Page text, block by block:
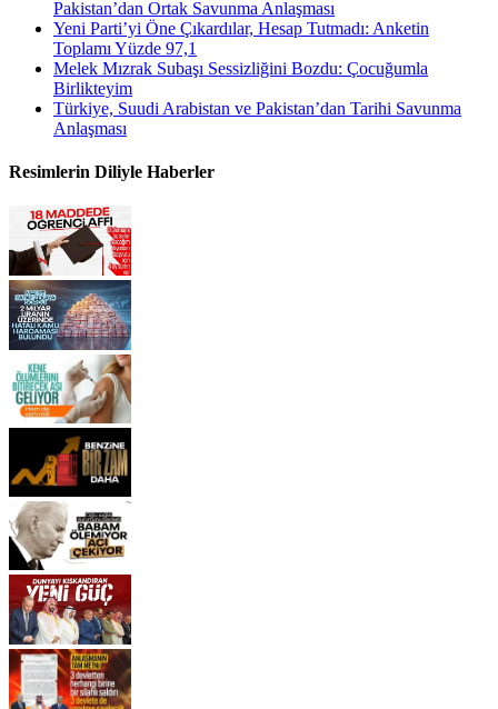
Pakistan’dan Ortak Savunma Anlaşması
Yeni Parti’yi Öne Çıkardılar, Hesap Tutmadı: Anketin
Toplamı Yüzde 97,1
Melek Mızrak Subaşı Sessizliğini Bozdu: Çocuğumla
Birlikteyim
Türkiye, Suudi Arabistan ve Pakistan’dan Tarihi Savunma
Anlaşması
Resimlerin Diliyle Haberler